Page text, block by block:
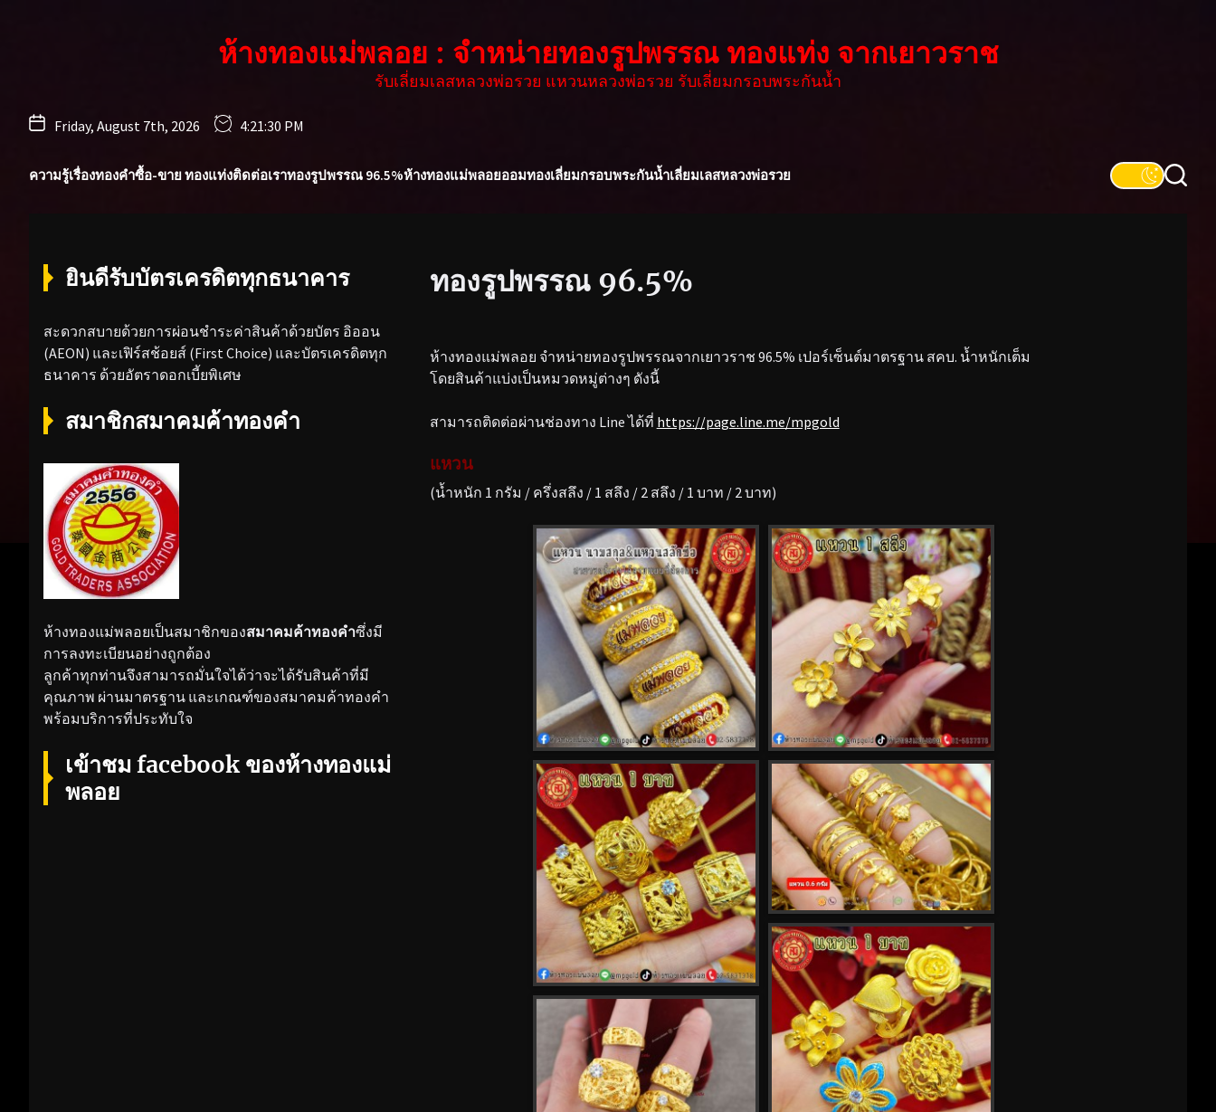
ห้างทองแม่พลอย : จำหน่ายทองรูปพรรณ ทองแท่ง จากเยาวราช
รับเลี่ยมเลสหลวงพ่อรวย แหวนหลวงพ่อรวย รับเลี่ยมกรอบพระกันน้ำ
Friday, August 7th, 2026 4:21:32 PM
ความรู้เรื่องทองคำซื้อ-ขาย ทองแท่งติดต่อเราทองรูปพรรณ 96.5%ห้างทองแม่พลอยออมทองเลี่ยมกรอบพระกันน้ำเลี่ยมเลสหลวงพ่อรวย
ทองรูปพรรณ 96.5%
ห้างทองแม่พลอย จำหน่ายทองรูปพรรณจากเยาวราช 96.5% เปอร์เซ็นต์มาตรฐาน สคบ. น้ำหนักเต็ม
โดยสินค้าแบ่งเป็นหมวดหมู่ต่างๆ ดังนี้
สามารถติดต่อผ่านช่องทาง Line ได้ที่ https://page.line.me/mpgold
แหวน
(น้ำหนัก 1 กรัม / ครึ่งสลึง / 1 สลึง / 2 สลึง / 1 บาท / 2 บาท)
ยินดีรับบัตรเครดิตทุกธนาคาร
สะดวกสบายด้วยการผ่อนชำระค่าสินค้าด้วยบัตร อิออน
(AEON) และเฟิร์สช้อยส์ (First Choice) และบัตรเครดิตทุก
ธนาคาร ด้วยอัตราดอกเบี้ยพิเศษ
สมาชิกสมาคมค้าทองคำ
ห้างทองแม่พลอยเป็นสมาชิกของสมาคมค้าทองคำซึ่งมี
การลงทะเบียนอย่างถูกต้อง
ลูกค้าทุกท่านจึงสามารถมั่นใจได้ว่าจะได้รับสินค้าที่มี
คุณภาพ ผ่านมาตรฐาน และเกณฑ์ของสมาคมค้าทองคำ
พร้อมบริการที่ประทับใจ
เข้าชม facebook ของห้างทองแม่
พลอย